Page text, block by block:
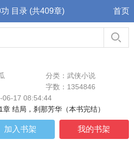
目录 (共409章) 首页
分类：武侠小说
字数：1354846
06-17 08:54:44
章 结局，刹那芳华（本书完结）
加入书架 我的书架